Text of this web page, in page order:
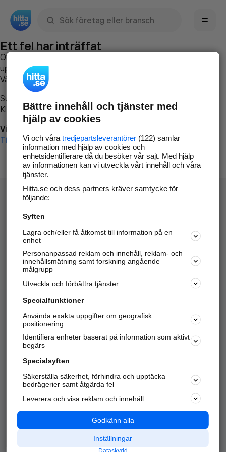
Ett fel har inträffat
Om du vill kan du
uppstod så att vi lättare och snabbare kan avhjälpa det.
Vänligen försök med följande:
Surfa till
Klicka påTillbaka-knappen i webbläsaren och försök igen
Vi beklagar besväret!
Till startsidan
Hitta.se - Gratis nummerupplysning.
Sök företag, personer och platser.
Hitta telefonnummer, adresser, företagsinfo mm.
Marknadsför företaget
Kom igång och annonsera mot
samarbetspartners nära dig.
Alla kategorier
Populära sökningar
API & Kartor
Annonsera
Integritet
Nödnummer
Bättre innehåll och tjänster med
hjälp av cookies
Vi och våra tredjepartsleverantörer(122) samlar
information med hjälp av cookies och
enhetsidentifierare då du besöker vår sajt. Med hjälp
av informationen kan vi utveckla vårt innehåll och våra
tjänster.
Hitta.se och dess partners kräver samtycke för
följande:
Syften
Lagra och/eller få åtkomst till information på en
enhet
Personanpassad reklam och innehåll, reklam- och
innehållsmätning samt forskning angående
målgrupp
Utveckla och förbättra tjänster
Specialfunktioner
Använda exakta uppgifter om geografisk
positionering
Identifiera enheter baserat på information som aktivt
begärs
Specialsyften
Säkerställa säkerhet, förhindra och upptäcka
bedrägerier samt åtgärda fel
Leverera och visa reklam och innehåll
Godkänn alla
Inställningar
Dataskydd